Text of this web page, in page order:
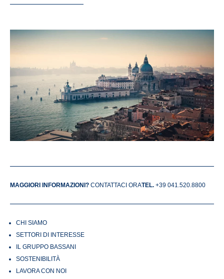
MAGGIORI INFORMAZIONI? CONTATTACI ORATEL. +39 041.520.8800
CHI SIAMO
SETTORI DI INTERESSE
IL GRUPPO BASSANI
SOSTENIBILITÀ
LAVORA CON NOI